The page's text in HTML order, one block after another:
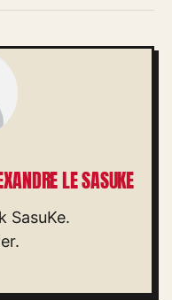
LE SASUKE
SasuKe.